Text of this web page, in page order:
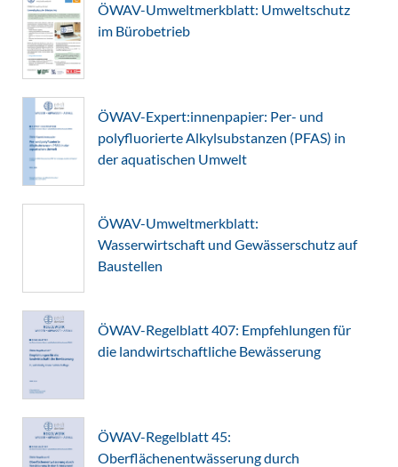
ÖWAV-Umweltmerkblatt: Umweltschutz
im Bürobetrieb
ÖWAV-Expert:innenpapier: Per- und
polyfluorierte Alkylsubstanzen (PFAS) in
der aquatischen Umwelt
ÖWAV-Umweltmerkblatt:
Wasserwirtschaft und Gewässerschutz auf
Baustellen
ÖWAV-Regelblatt 407: Empfehlungen für
die landwirtschaftliche Bewässerung
ÖWAV-Regelblatt 45:
Oberflächenentwässerung durch